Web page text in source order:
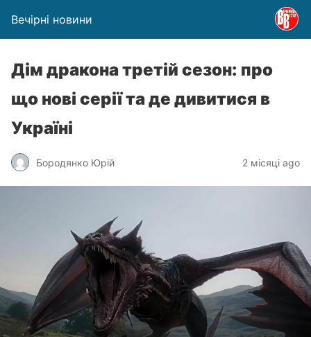
Вечірні новини
Дім дракона третій сезон: про
що нові серії та де дивитися в
Україні
Бородянко Юрій 2 місяці ago